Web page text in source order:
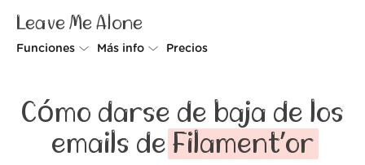
Leave Me Alone
Funciones Más info
Cómo funciona
Seguridad
Precios
Cómo darse de baja de los
emails de Filament’or